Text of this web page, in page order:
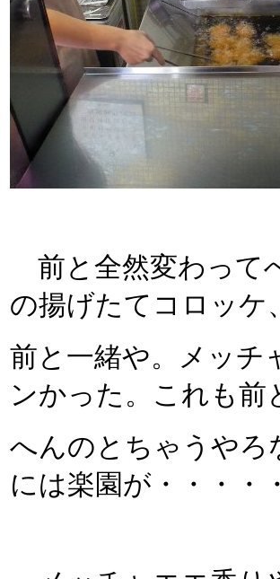
前と全然変わって
の揚げたてコロッケ
前と一緒や。メッチ
ンかった。これも前
へんのとちゃうや
には楽園が・・・・